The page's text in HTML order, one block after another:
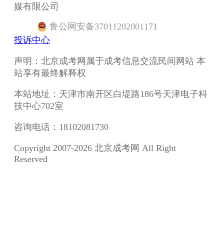
媒有限公司
鲁公网安备37011202001171
投诉中心
声明：北京成考网属于成考信息交流民间网站 本
站享有最终解释权
本站地址：天津市南开区白堤路186号天津电子科
技中心702室
咨询电话：18102081730
Copyright 2007-2026 北京成考网 All Right
Reserved